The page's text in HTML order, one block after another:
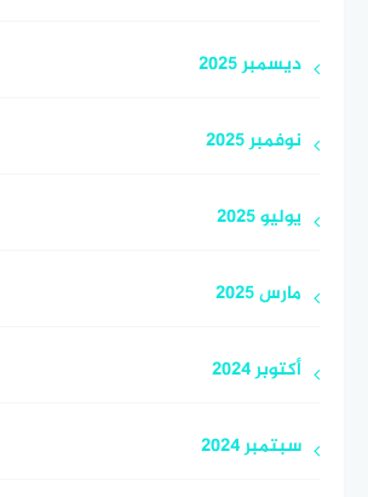
ديسمبر 2025
نوفمبر 2025
يوليو 2025
مارس 2025
أكتوبر 2024
سبتمبر 2024